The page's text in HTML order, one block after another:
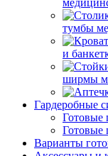
тумбы
и
ширмы
Гардеробные
Готовые
Варианты